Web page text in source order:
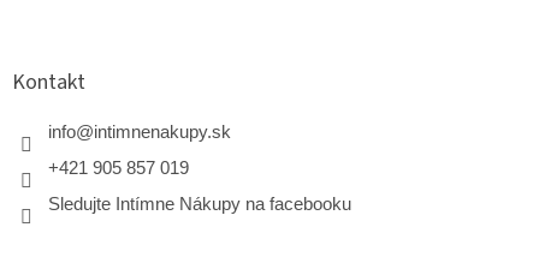
Kontakt
info@intimnenakupy.sk
+421 905 857 019
Sledujte Intímne Nákupy na facebooku